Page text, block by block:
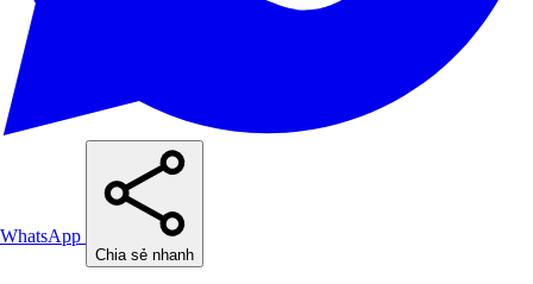
WhatsApp
Chia sẻ nhanh